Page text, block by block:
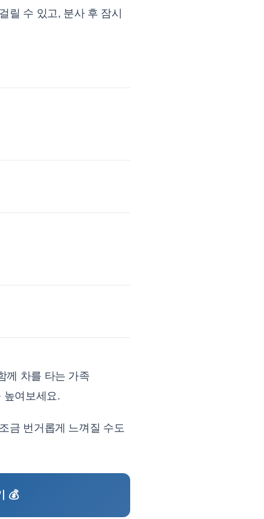
릴 수 있고, 분사 후 잠시
께 차를 타는 가족
높여보세요.
금 번거롭게 느껴질 수도
💰